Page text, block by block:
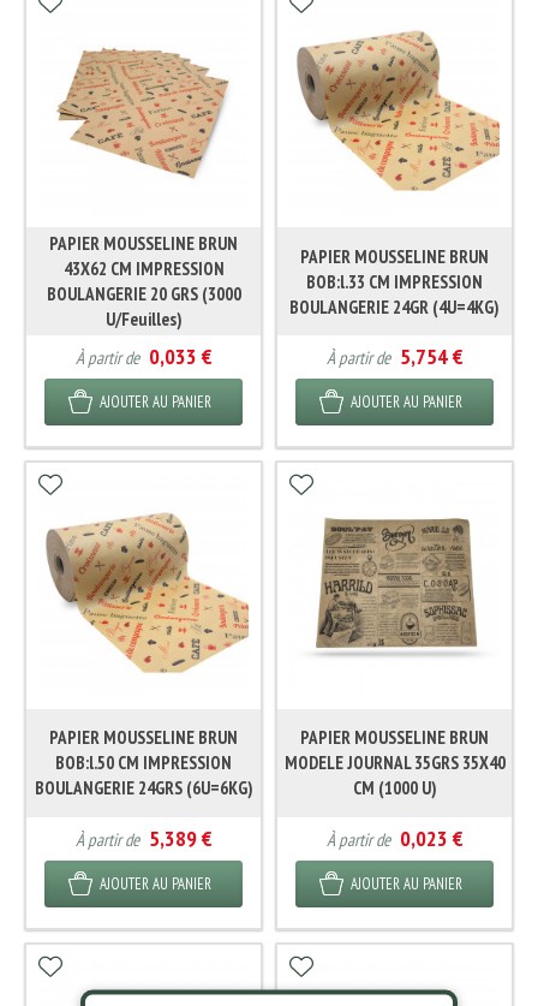
PAPIER MOUSSELINE BRUN
43X62 CM IMPRESSION
BOULANGERIE 20 GRS (3000
U/Feuilles)
À partir de 0,033 €
AJOUTER AU PANIER
PAPIER MOUSSELINE BRUN
BOB:l.33 CM IMPRESSION
BOULANGERIE 24GR (4U=4KG)
À partir de 5,754 €
AJOUTER AU PANIER
PAPIER MOUSSELINE BRUN
BOB:l.50 CM IMPRESSION
BOULANGERIE 24GRS (6U=6KG)
À partir de 5,389 €
AJOUTER AU PANIER
PAPIER MOUSSELINE BRUN
MODELE JOURNAL 35GRS 35X40
CM (1000 U)
À partir de 0,023 €
AJOUTER AU PANIER